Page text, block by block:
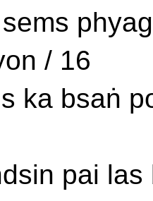
/ 16
ka bsaṅ
pai